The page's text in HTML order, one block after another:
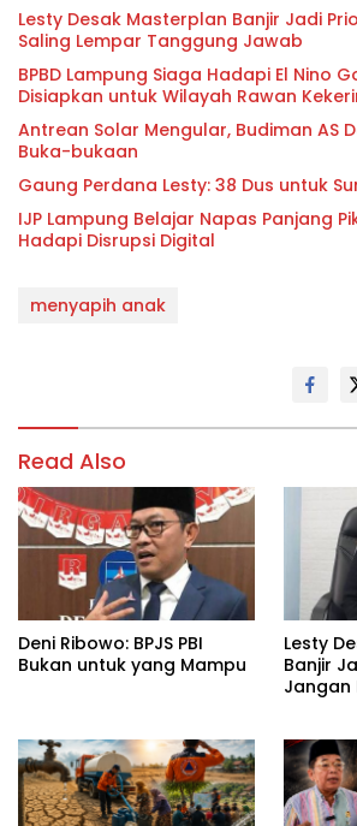
Lesty Desak Masterplan Banjir Jadi
Saling Lempar Tanggung Jawab
BPBD Lampung Siaga Hadapi El Nino
Disiapkan untuk Wilayah Rawan
Antrean Solar Mengular, Budiman AS
Buka-bukaan
Gaung Perdana Lesty: 38 Dus untuk
IJP Lampung Belajar Napas Panjang
Hadapi Disrupsi Digital
menyapih anak
Read Also
Deni Ribowo: BPJS PBI
Bukan untuk yang Mampu
Lesty
Banjir
Jangan